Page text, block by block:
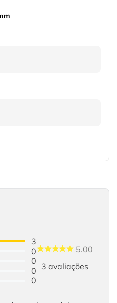
3
0
0
0
0
5.00
3 avaliações